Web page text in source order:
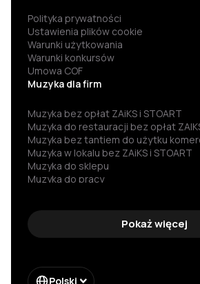
Polityka prywatności
Ustawienia plików cookie
Warunki użytkowania
Warunki konkursów
Umowa COF
Muzyka dla firm
Muzyka bez opłat ZAiKS i STOART
Muzyka do restauracji bez opłat
Muzyka bez tantiem do użytku
Muzyka w lokalu bez ZAiKS i STOART
Muzyka do sklepu
Muzyka do pracy
Darmowa muzyka do słuchania
Muzyka bez praw autorskich
Darmowa muzyka dla firm
Pokaż więcej
Polski